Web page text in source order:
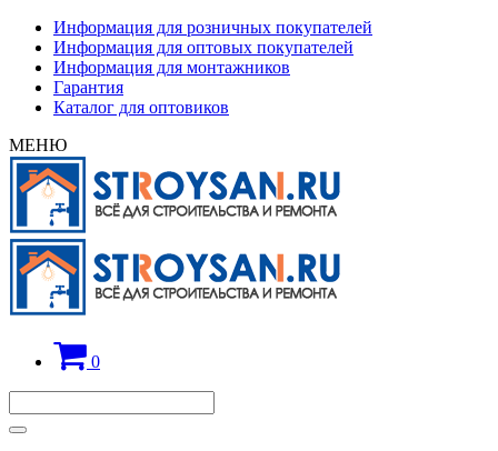
Информация для розничных покупателей
Информация для оптовых покупателей
Информация для монтажников
Гарантия
Каталог для оптовиков
МЕНЮ
0